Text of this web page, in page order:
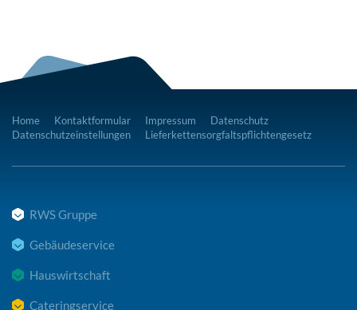
Home Kontaktformular Impressum
Datenschutz
Datenschutzeinstellungen
Lieferkettensorgfaltspflichtengesetz
RWS Gruppe
Gebäudeservice
Hauswirtschaft
Cateringservice